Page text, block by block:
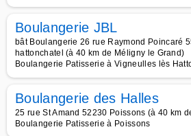
Boulangerie JBL
bât Boulangerie 26 rue Raymond Poincaré
hattonchatel (à 40 km de Méligny le Grand)
Boulangerie Patisserie à Vigneulles lès
Boulangerie des Halles
25 rue St Amand 52230 Poissons (à 40 km
Boulangerie Patisserie à Poissons